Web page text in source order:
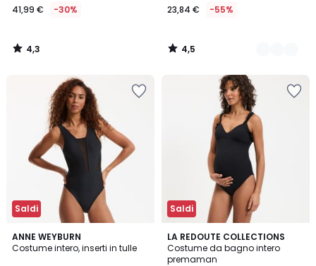
41,99 € -30%
4,3
/
23,84 € -55%
4,5
/
Saldi
ANNE WEYBURN
Costume intero, inserti in tulle
4,2
/ 5
Saldi
LA REDOUTE COLLECTIONS
Costume da bagno intero
premaman
4,2
/ 5
2
Colori